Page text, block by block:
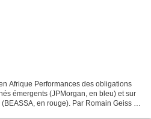
Afrique Performances des obligations
émergents (JPMorgan, en bleu) et sur
en rouge). Par Romain Geiss et